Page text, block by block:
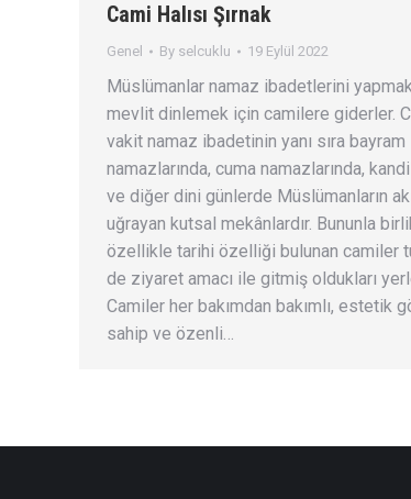
Cami Halısı Şırnak
Genel By selcuklu 19 Eylül 2022
Müslümanlar namaz ibadetlerini
mevlit dinlemek için camilere giderler.
vakit namaz ibadetinin yanı sıra bayram
namazlarında, cuma namazlarında,
ve diğer dini günlerde Müslümanların
uğrayan kutsal mekânlardır. Bununla
özellikle tarihi özelliği bulunan camiler
de ziyaret amacı ile gitmiş oldukları
Camiler her bakımdan bakımlı, estetik
sahip ve özenli…